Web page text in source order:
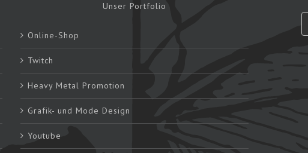
Unser Portfolio
Online-Shop
Twitch
Heavy Metal Promotion
Grafik- und Mode Design
Youtube